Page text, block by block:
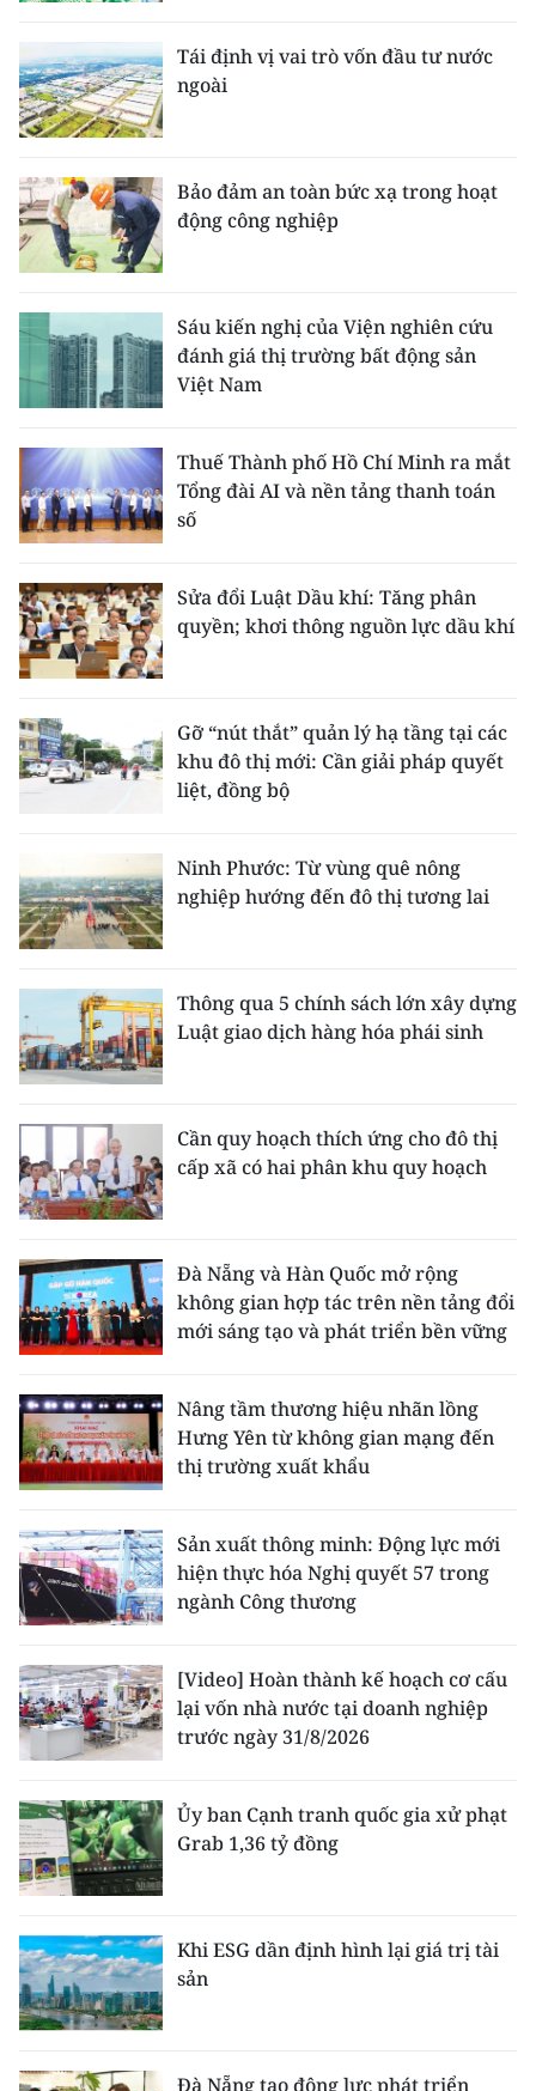
Tái định vị vai trò vốn đầu tư nước
ngoài
Bảo đảm an toàn bức xạ trong hoạt
động công nghiệp
Sáu kiến nghị của Viện nghiên cứu
đánh giá thị trường bất động sản
Việt Nam
Thuế Thành phố Hồ Chí Minh ra mắt
Tổng đài AI và nền tảng thanh toán
số
Sửa đổi Luật Dầu khí: Tăng phân
quyền; khơi thông nguồn lực dầu khí
Gỡ “nút thắt” quản lý hạ tầng tại các
khu đô thị mới: Cần giải pháp quyết
liệt, đồng bộ
Ninh Phước: Từ vùng quê nông
nghiệp hướng đến đô thị tương lai
Thông qua 5 chính sách lớn xây dựng
Luật giao dịch hàng hóa phái sinh
Cần quy hoạch thích ứng cho đô thị
cấp xã có hai phân khu quy hoạch
Đà Nẵng và Hàn Quốc mở rộng
không gian hợp tác trên nền tảng đổi
mới sáng tạo và phát triển bền vững
Nâng tầm thương hiệu nhãn lồng
Hưng Yên từ không gian mạng đến
thị trường xuất khẩu
Sản xuất thông minh: Động lực mới
hiện thực hóa Nghị quyết 57 trong
ngành Công thương
[Video] Hoàn thành kế hoạch cơ cấu
lại vốn nhà nước tại doanh nghiệp
trước ngày 31/8/2026
Ủy ban Cạnh tranh quốc gia xử phạt
Grab 1,36 tỷ đồng
Khi ESG dần định hình lại giá trị tài
sản
Đà Nẵng tạo động lực phát triển